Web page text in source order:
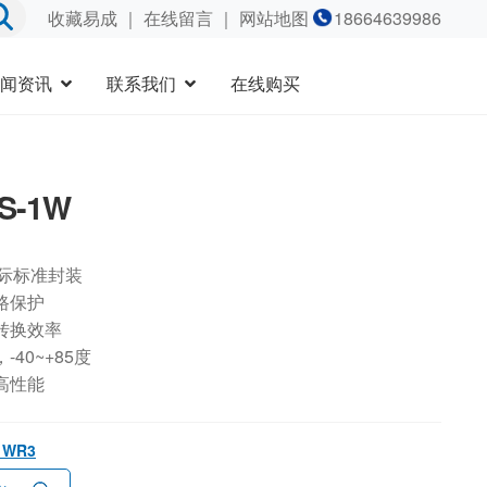
收藏易成｜ 在线留言｜ 网站地图 18664639986
资讯 联系我们 在线购买
1W
标准封装
保护
换效率
-40~+85度
性能